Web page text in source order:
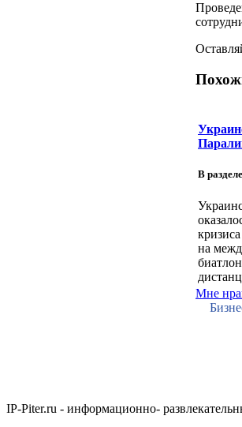
В
на
Мне
IP-Piter.ru - информационно-